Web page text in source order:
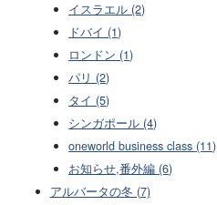
イスラエル (2)
ドバイ (1)
ロンドン (1)
パリ (2)
タイ (5)
シンガポール (4)
oneworld business class (11)
お知らせ,番外編 (6)
アルバータの冬 (7)